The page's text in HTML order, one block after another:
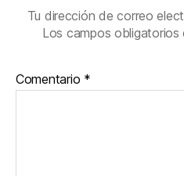
Tu dirección de correo
Los campos
Comentario *